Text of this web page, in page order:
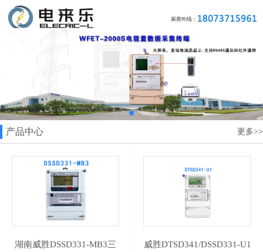
产品中心 更多>>
湖南威胜DSSD331-MB3三
威胜DTSD341/DSSD331-U1